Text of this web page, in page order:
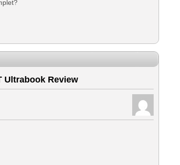
Ultrabook Review